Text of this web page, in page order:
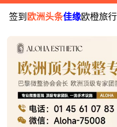
签到 欧洲头条佳缘欧橙旅行